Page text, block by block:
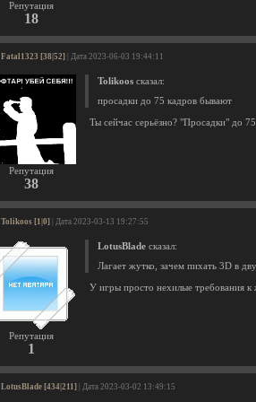
Репутация
18
Fatal1323 [38|52] | Дата 2023-06-03 19:44:11
Репутация
38
Tolikoos сказал:
просадки до 75 кадров бывают
Ты сейчас серьёзно? "Просадки" до
Tolikoos [1|0] | Дата 2023-03-13 19:27:55
Репутация
1
LotusBlade сказал:
Лагает жутко, зачем пихать 3D в
У игры просто нехилые требования
LotusBlade [434|211] | Дата 2023-03-02 13:49:15